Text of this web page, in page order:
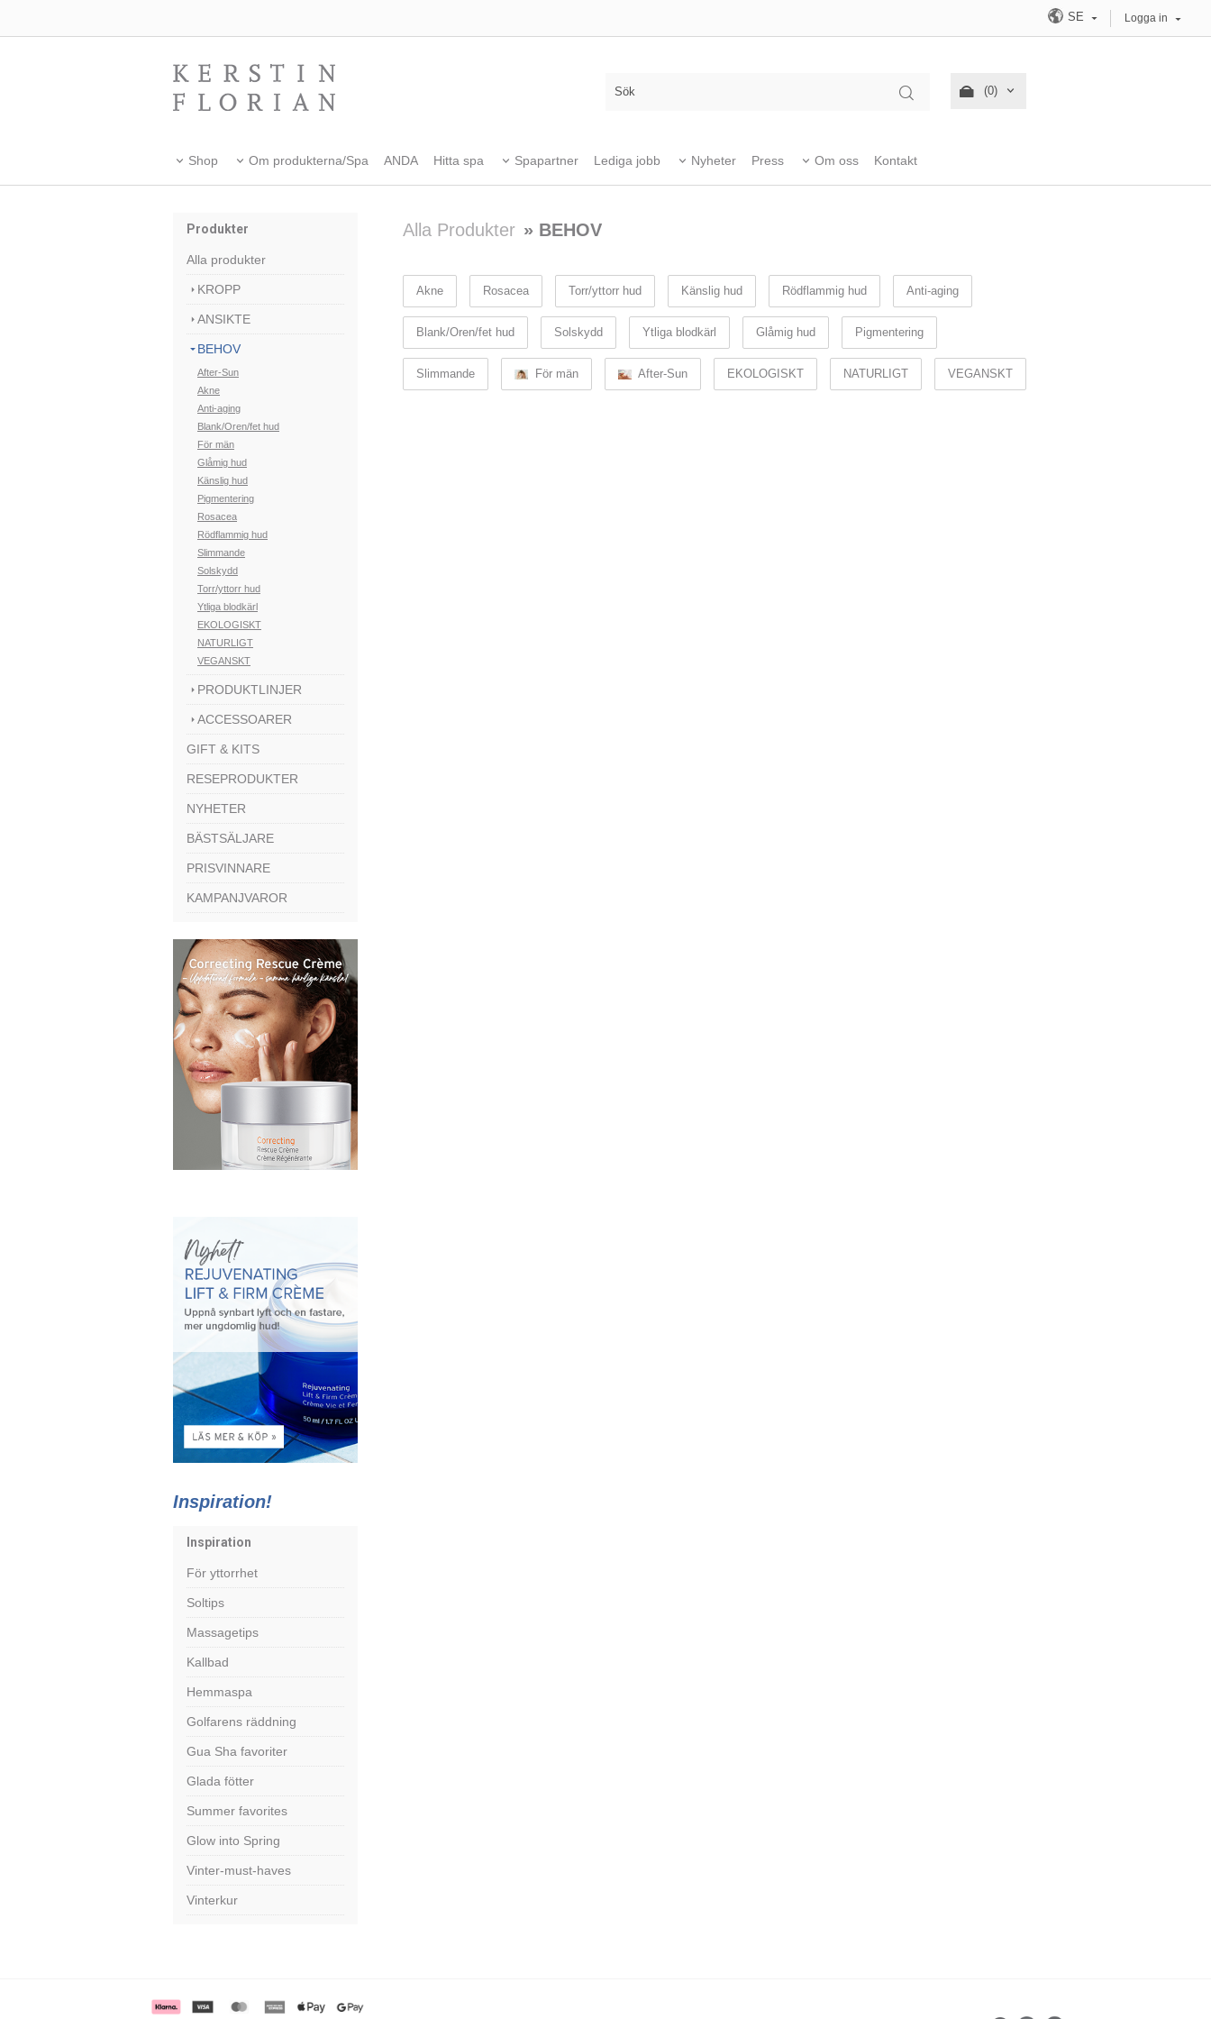
SE Logga in
(0)
Shop Om produkterna/Spa ANDA Hitta spa Spapartner Lediga jobb Nyheter Press Om oss Kontakt
Produkter
Alla produkter
KROPP
ANSIKTE
BEHOV
After-Sun
Akne
Anti-aging
Blank/Oren/fet hud
För män
Glåmig hud
Känslig hud
Pigmentering
Rosacea
Rödflammig hud
Slimmande
Solskydd
Torr/yttorr hud
Ytliga blodkärl
EKOLOGISKT
NATURLIGT
VEGANSKT
PRODUKTLINJER
ACCESSOARER
GIFT & KITS
RESEPRODUKTER
NYHETER
BÄSTSÄLJARE
PRISVINNARE
KAMPANJVAROR
Inspiration!
Inspiration
För yttorrhet
Soltips
Massagetips
Kallbad
Hemmaspa
Golfarens räddning
Gua Sha favoriter
Glada fötter
Summer favorites
Glow into Spring
Vinter-must-haves
Vinterkur
Alla Produkter » BEHOV
Akne Rosacea Torr/yttorr hud Känslig hud Rödflammig hud Anti-aging
Blank/Oren/fet hud Solskydd Ytliga blodkärl Glåmig hud Pigmentering
Slimmande För män After-Sun EKOLOGISKT NATURLIGT VEGANSKT